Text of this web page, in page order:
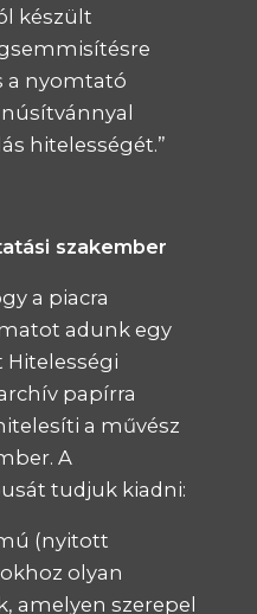
készült
a nyomtató
hitelességét.”
szakember
a piacra
adunk egy
papírra
a művész
A
tudjuk kiadni:
(nyitott
olyan
amelyen szerepel